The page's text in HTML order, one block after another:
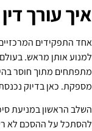
איך עורך
אחד התפקידים
למנוע אותן מראש.
מתפתחים מתוך חוסר
מספקת. כאן בדיוק
השלב הראשון במניעת
להסתכל על ההסכם לא